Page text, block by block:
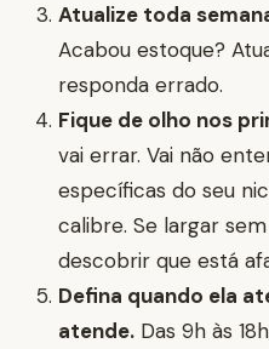
Atualize toda
Acabou estoque?
responda errado.
Fique de olho nos
vai errar. Vai não
específicas do seu
calibre. Se largar
descobrir que está
Defina quando ela
atende. Das 9h às